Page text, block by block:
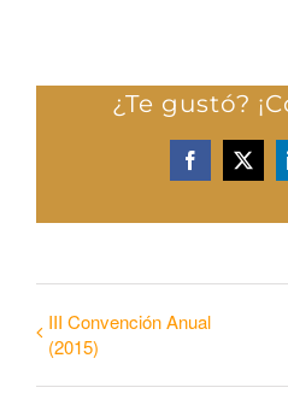
¿Te gustó?
Facebook
X
III Convención Anual
(2015)